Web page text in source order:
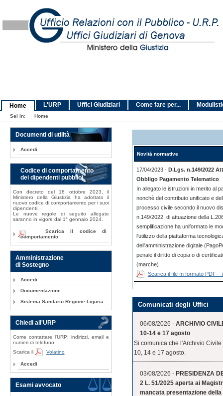
Home L'URP Uffici Giudiziari Come fare per...
Sei in: Home
Novità normative
17/04/2023 - D.Lgs. n.149/2022
Obbligo Pagamento Telematico
In allegato le istruzioni in merito al
nonchè del contributo unificato e
processo civile secondo il nuovo
n.149/2022, di attuazione della
semplificazione ha uniformato le
l'utilizzo della piattaforma
dell'amministrazione digitale
penale il diritto di copia o di
(marche)
Scarica il file In formato PDF -
Comunicati degli Uffici
06/08/2026 - ARCHIVIO
10-14 e 17 agosto
Si comunica che l'Archivio
10, 14 e 17 agosto.
03/08/2026 - PRESIDENZA
2 L. 51/2025 aperta ai
mancata presentazione
Documenti di utilità
Accedi
Codice di comportamento
dei dipendenti pubblici
Con decreto del 18 ottobre 2023, il
Ministero della Giustizia ha adottato il
nuovo codice di comportamento per i suoi
dipendenti.
Le nuove regole di seguito allegate
saranno in vigore dal 1° gennaio 2024.
Scarica il codice di
comportamento
Amministrazione
di Sostegno
Accedi
Documentazione
Sistema Sanitario Regione Liguria
Chiedi all'URP
Come contattare l'URP: indirizzi, email e
numeri di telefono.
Scarica il
Volatino
Accedi
Esami avvocato